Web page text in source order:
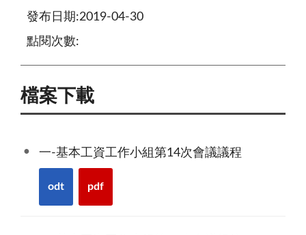
發布日期:2019-04-30
點閱次數:
檔案下載
一-基本工資工作小組第14次會議議程
odt pdf